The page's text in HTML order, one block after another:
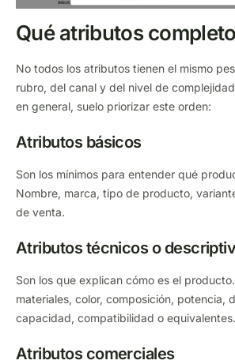
Qué atributos
No todos los atributos tienen el mismo
rubro, del canal y del nivel de
en general, suelo priorizar este orden:
Atributos básicos
Son los mínimos para entender qué
Nombre, marca, tipo de producto,
de venta.
Atributos técnicos o
Son los que explican cómo es el
materiales, color, composición, potencia,
capacidad, compatibilidad o equivalentes.
Atributos comerciales